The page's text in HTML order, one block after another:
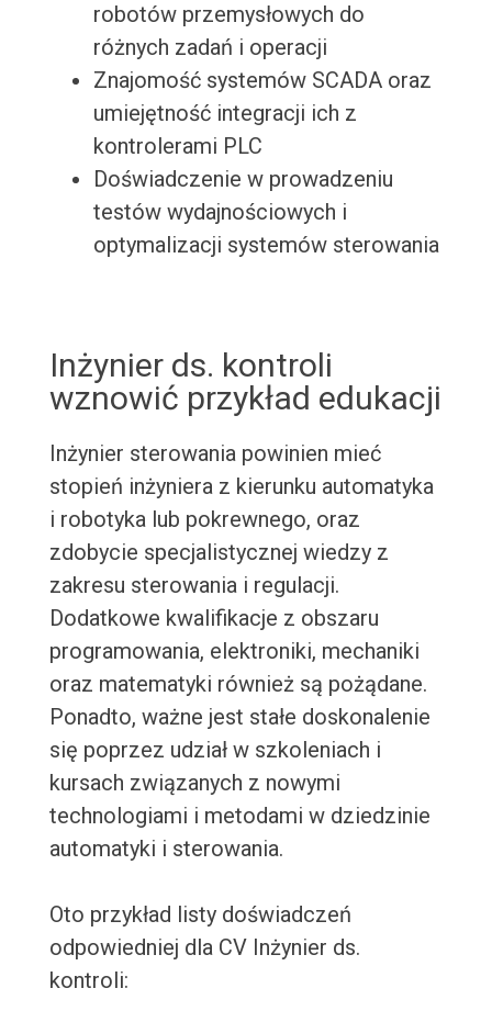
robotów przemysłowych do
różnych zadań i operacji
Znajomość systemów SCADA oraz
umiejętność integracji ich z
kontrolerami PLC
Doświadczenie w prowadzeniu
testów wydajnościowych i
optymalizacji systemów sterowania
Inżynier ds. kontroli
wznowić przykład edukacji
Inżynier sterowania powinien mieć
stopień inżyniera z kierunku automatyka
i robotyka lub pokrewnego, oraz
zdobycie specjalistycznej wiedzy z
zakresu sterowania i regulacji.
Dodatkowe kwalifikacje z obszaru
programowania, elektroniki, mechaniki
oraz matematyki również są pożądane.
Ponadto, ważne jest stałe doskonalenie
się poprzez udział w szkoleniach i
kursach związanych z nowymi
technologiami i metodami w dziedzinie
automatyki i sterowania.
Oto przykład listy doświadczeń
odpowiedniej dla CV Inżynier ds.
kontroli: